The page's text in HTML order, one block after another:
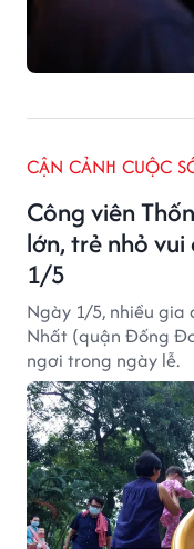
Công viên
lớn, trẻ nhỏ
1/5
CẬN CẢNH CUỘC
Ngày 1/5, nhiều gia
Nhất (quận Đống
ngơi trong ngày lễ.